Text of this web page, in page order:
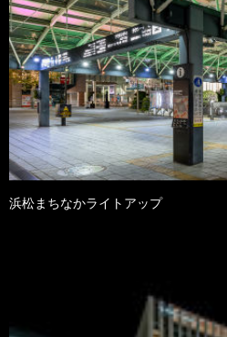
浜松まちなかライトアップ